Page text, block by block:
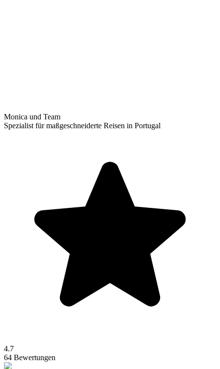
Monica und Team
Spezialist für maßgeschneiderte Reisen in Portugal
4.7
64 Bewertungen